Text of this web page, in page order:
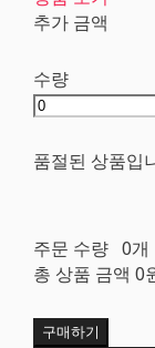
추가 금액
수량
품절된 상품입
주문 수량 0개
총 상품 금액 0
구매하기